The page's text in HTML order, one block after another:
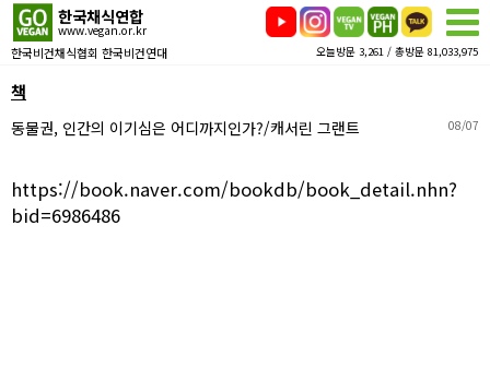
한국채식연합
www.vegan.or.kr
한국비건채식협회 한국비건연대 오늘방문 3,261 / 총방문 81,033,975
책
동물권, 인간의 이기심은 어디까지인가?/캐서린 그랜트 08/07
https://book.naver.com/bookdb/book_detail.nhn?
bid=6986486